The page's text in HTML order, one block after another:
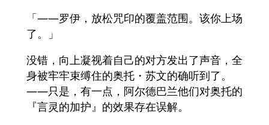
「——罗伊，放松咒印的覆盖范围。该你上场
了。」
没错，向上凝视着自己的对方发出了声音，全
身被牢牢束缚住的奥托・苏文的确听到了。
——只是，有一点，阿尔德巴兰他们对奥托的
『言灵的加护』的效果存在误解。